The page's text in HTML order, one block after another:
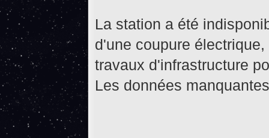
La station a été
d'une coupure
travaux d'infrastructure
Les données